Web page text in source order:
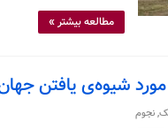
مطالعه بیشتر »
شیوه‌ی یافتن
,نجوم